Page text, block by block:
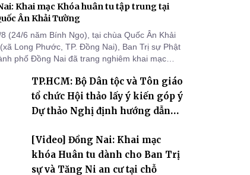
Khai mạc Khóa huân tu tập trung tại
Ân Khải Tường
(24/6 năm Bính Ngọ), tại chùa Quốc Ân Khải
Long Phước, TP. Đồng Nai), Ban Trị sự Phật
phố Đồng Nai đã trang nghiêm khai mạc
cho chư Tăng hành giả an cư tại chỗ khu vực
và trường hạ chùa Quốc Ân Khải Tường.
TP.HCM: Bộ Dân tộc và Tôn giáo
tổ chức Hội thảo lấy ý kiến góp ý
Dự thảo Nghị định hướng dẫn
giáo
[Video] Đồng Nai: Khai mạc
khóa Huân tu dành cho Ban Trị
sự và Tăng Ni an cư tại chỗ